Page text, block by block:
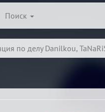
Поиск
по делу Danilkou,